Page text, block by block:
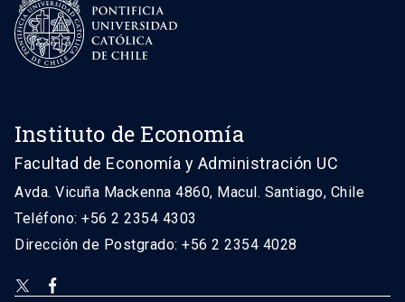
Instituto de Economía
Facultad de Economía y Administración UC
Avda. Vicuña Mackenna 4860, Macul. Santiago, Chile
Teléfono: +56 2 2354 4303
Dirección de Postgrado: +56 2 2354 4028